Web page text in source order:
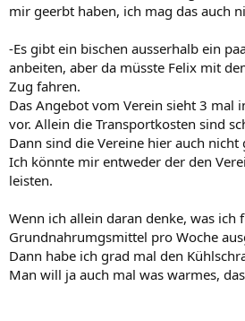
mir geerbt haben, ich mag das auch
-Es gibt ein bischen ausserhalb ein
anbeiten, aber da müsste Felix mit
Zug fahren.
Das Angebot vom Verein sieht 3 mal
vor. Allein die Transportkosten sind
Dann sind die Vereine hier auch
Ich könnte mir entweder der den
leisten.
Wenn ich allein daran denke, was ich
Grundnahrumgsmittel pro Woche
Dann habe ich grad mal den
Man will ja auch mal was warmes,